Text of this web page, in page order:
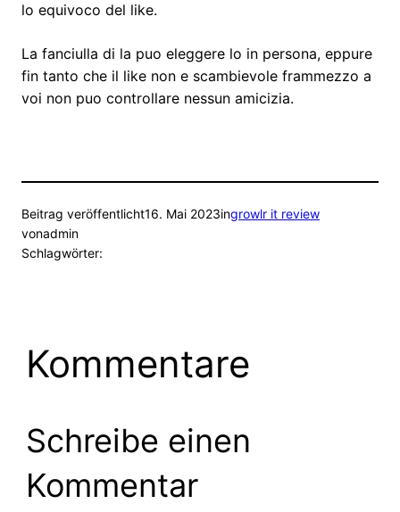
lo equivoco del like.
La fanciulla di la puo eleggere lo in persona, eppure
fin tanto che il like non e scambievole frammezzo a
voi non puo controllare nessun amicizia.
Beitrag veröffentlicht16. Mai 2023ingrowlr it review
vonadmin
Schlagwörter:
Kommentare
Schreibe einen
Kommentar